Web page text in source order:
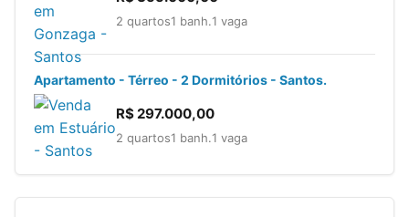
2 quartos1 banh.1 vaga
Apartamento - Térreo - 2 Dormitórios - Santos.
R$ 297.000,00
2 quartos1 banh.1 vaga